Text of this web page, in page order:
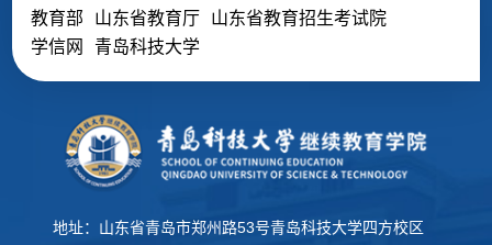
教育部 山东省教育厅
山东省教育招生考试院
学信网
青岛科技大学
地址：山东省青岛市郑州路53号青岛科技大学四方校区